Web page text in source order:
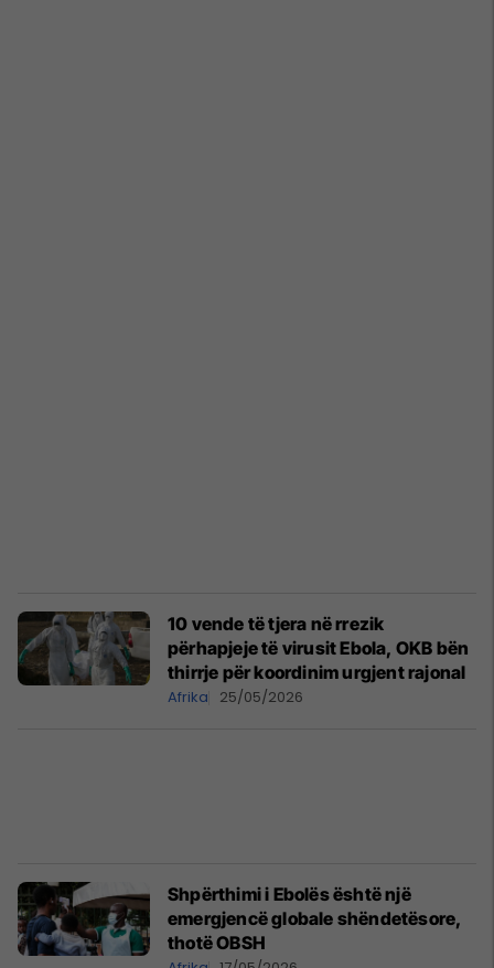
10 vende të tjera në rrezik
përhapjeje të virusit Ebola, OKB bën
thirrje për koordinim urgjent rajonal
Afrika 25/05/2026
Shpërthimi i Ebolës është një
emergjencë globale shëndetësore,
thotë OBSH